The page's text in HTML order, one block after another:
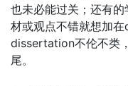
也未必能过关；还有
材或观点不错就想加
dissertation不伦不类
尾。